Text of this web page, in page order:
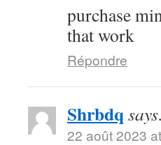
purchase
that work
Répondre
Shrbdq
22 août 2023